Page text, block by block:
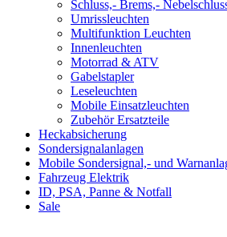
Schluss,- Brems,-
Umrissleuchten
Multifunktion Leuchten
Innenleuchten
Motorrad & ATV
Gabelstapler
Leseleuchten
Mobile Einsatzleuchten
Zubehör Ersatzteile
Heckabsicherung
Sondersignalanlagen
Mobile Sondersignal,- und
Fahrzeug Elektrik
ID, PSA, Panne & Notfall
Sale